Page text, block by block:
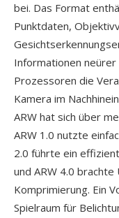
bei. Das Format
Punktdaten,
Informationen
Prozessoren die
Kamera im
ARW hat sich über
ARW 1.0 nutzte
2.0 führte ein
und ARW 4.0
Komprimierung. Ein
Spielraum für